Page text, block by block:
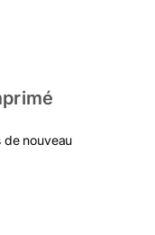
de nouveau